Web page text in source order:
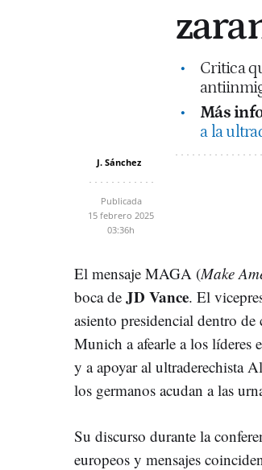
Critica
Más
a la
J. Sánchez
Publicada
15 febrero 2025
03:36h
El mensaje MAGA (Make
boca de JD Vance. El
asiento presidencial dentro
Munich a afearle a los líderes
y a apoyar al ultraderechista
los germanos acudan a las
Su discurso durante la
europeos y mensajes